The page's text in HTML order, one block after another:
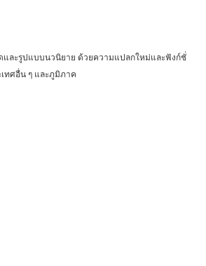
และรูปแบบนวนิยาย ด้วยความแปลกใหม่และฟังก์ชั่
ทศอื่น ๆ และภูมิภาค